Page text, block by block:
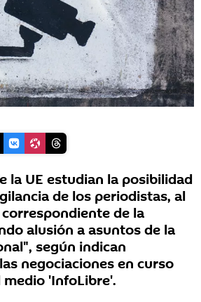
la UE estudian la posibilidad
de los periodistas, al
de la
alusión a asuntos de la
según indican
negociaciones en curso
'InfoLibre'.